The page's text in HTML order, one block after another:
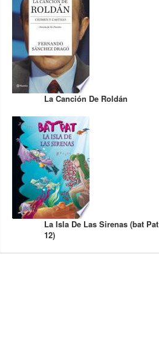
La Canción De Roldán
La Isla De Las Sirenas (bat Pat
12)